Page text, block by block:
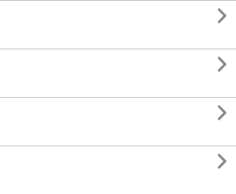



